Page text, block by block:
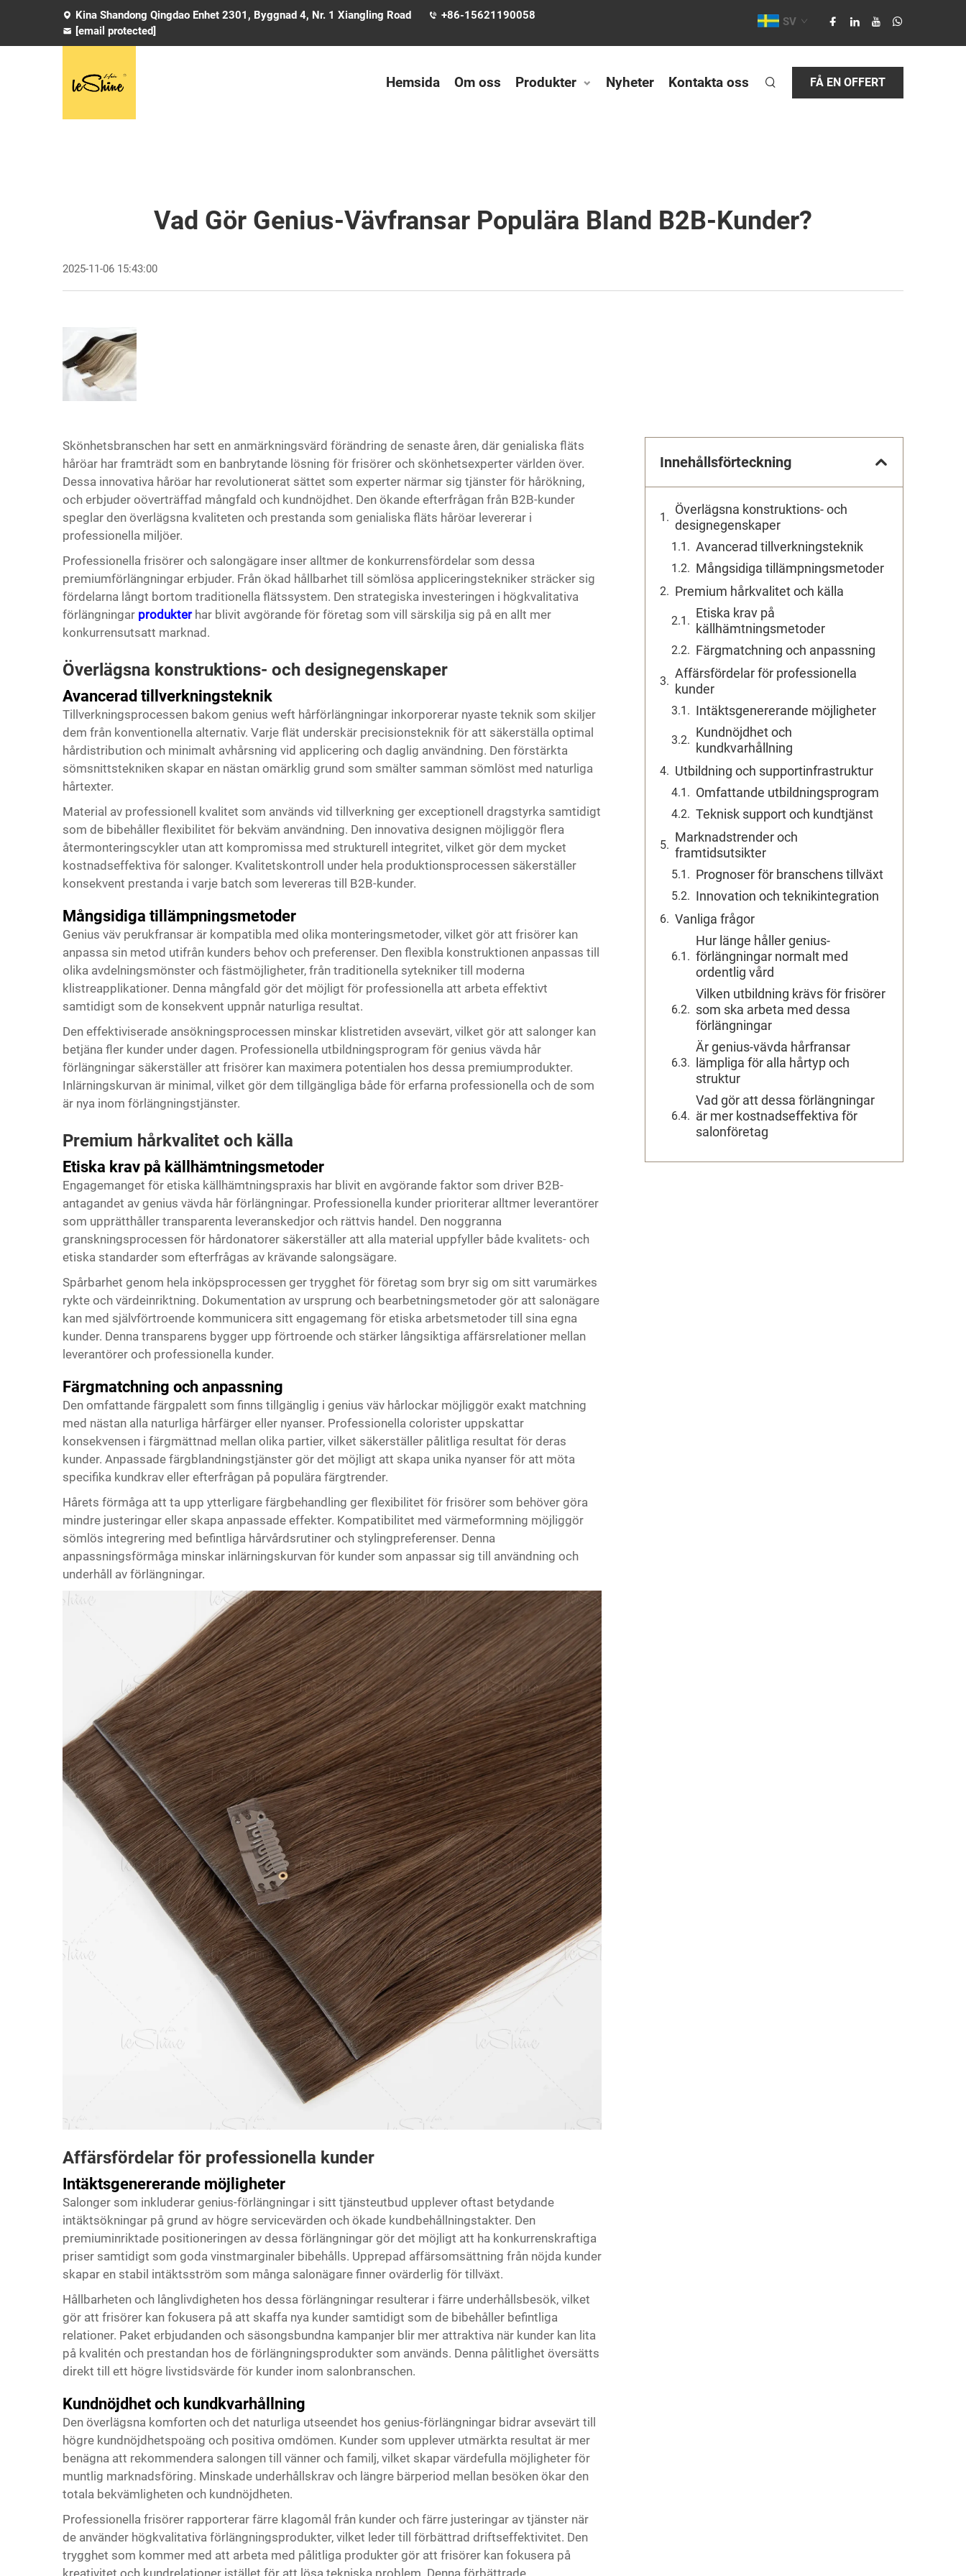
Kina Shandong Qingdao Enhet 2301, Byggnad 4, Nr. 1 Xiangling Road
+86-15621190058
[email protected]
SV
Hemsida Om oss Produkter Nyheter Kontakta oss FÅ EN OFFERT
Vad Gör Genius-Vävfransar Populära Bland B2B-Kunder?
2025-11-06 15:43:00
Skönhetsbranschen har sett en anmärkningsvärd förändring de senaste åren, där genialiska fläts
håröar har framträdt som en banbrytande lösning för frisörer och skönhetsexperter världen över.
Dessa innovativa håröar har revolutionerat sättet som experter närmar sig tjänster för hårökning,
och erbjuder oöverträffad mångfald och kundnöjdhet. Den ökande efterfrågan från B2B-kunder
speglar den överlägsna kvaliteten och prestanda som genialiska fläts håröar levererar i
professionella miljöer.
Professionella frisörer och salongägare inser alltmer de konkurrensfördelar som dessa
premiumförlängningar erbjuder. Från ökad hållbarhet till sömlösa appliceringstekniker sträcker sig
fördelarna långt bortom traditionella flätssystem. Den strategiska investeringen i högkvalitativa
förlängningar produkter har blivit avgörande för företag som vill särskilja sig på en allt mer
konkurrensutsatt marknad.
Överlägsna konstruktions- och designegenskaper
Avancerad tillverkningsteknik
Tillverkningsprocessen bakom genius weft hårförlängningar inkorporerar nyaste teknik som skiljer
dem från konventionella alternativ. Varje flät underskär precisionsteknik för att säkerställa optimal
hårdistribution och minimalt avhårsning vid applicering och daglig användning. Den förstärkta
sömsnittstekniken skapar en nästan omärklig grund som smälter samman sömlöst med naturliga
hårtexter.
Material av professionell kvalitet som används vid tillverkning ger exceptionell dragstyrka samtidigt
som de bibehåller flexibilitet för bekväm användning. Den innovativa designen möjliggör flera
återmonteringscykler utan att kompromissa med strukturell integritet, vilket gör dem mycket
kostnadseffektiva för salonger. Kvalitetskontroll under hela produktionsprocessen säkerställer
konsekvent prestanda i varje batch som levereras till B2B-kunder.
Mångsidiga tillämpningsmetoder
Genius väv perukfransar är kompatibla med olika monteringsmetoder, vilket gör att frisörer kan
anpassa sin metod utifrån kunders behov och preferenser. Den flexibla konstruktionen anpassas till
olika avdelningsmönster och fästmöjligheter, från traditionella sytekniker till moderna
klistreapplikationer. Denna mångfald gör det möjligt för professionella att arbeta effektivt
samtidigt som de konsekvent uppnår naturliga resultat.
Den effektiviserade ansökningsprocessen minskar klistretiden avsevärt, vilket gör att salonger kan
betjäna fler kunder under dagen. Professionella utbildningsprogram för genius vävda hår
förlängningar säkerställer att frisörer kan maximera potentialen hos dessa premiumprodukter.
Inlärningskurvan är minimal, vilket gör dem tillgängliga både för erfarna professionella och de som
är nya inom förlängningstjänster.
Premium hårkvalitet och källa
Etiska krav på källhämtningsmetoder
Engagemanget för etiska källhämtningspraxis har blivit en avgörande faktor som driver B2B-
antagandet av genius vävda hår förlängningar. Professionella kunder prioriterar alltmer leverantörer
som upprätthåller transparenta leveranskedjor och rättvis handel. Den noggranna
granskningsprocessen för hårdonatorer säkerställer att alla material uppfyller både kvalitets- och
etiska standarder som efterfrågas av krävande salongsägare.
Spårbarhet genom hela inköpsprocessen ger trygghet för företag som bryr sig om sitt varumärkes
rykte och värdeinriktning. Dokumentation av ursprung och bearbetningsmetoder gör att salonägare
kan med självförtroende kommunicera sitt engagemang för etiska arbetsmetoder till sina egna
kunder. Denna transparens bygger upp förtroende och stärker långsiktiga affärsrelationer mellan
leverantörer och professionella kunder.
Färgmatchning och anpassning
Den omfattande färgpalett som finns tillgänglig i genius väv hårlockar möjliggör exakt matchning
med nästan alla naturliga hårfärger eller nyanser. Professionella colorister uppskattar
konsekvensen i färgmättnad mellan olika partier, vilket säkerställer pålitliga resultat för deras
kunder. Anpassade färgblandningstjänster gör det möjligt att skapa unika nyanser för att möta
specifika kundkrav eller efterfrågan på populära färgtrender.
Hårets förmåga att ta upp ytterligare färgbehandling ger flexibilitet för frisörer som behöver göra
mindre justeringar eller skapa anpassade effekter. Kompatibilitet med värmeformning möjliggör
sömlös integrering med befintliga hårvårdsrutiner och stylingpreferenser. Denna
anpassningsförmåga minskar inlärningskurvan för kunder som anpassar sig till användning och
underhåll av förlängningar.
Affärsfördelar för professionella kunder
Intäktsgenererande möjligheter
Salonger som inkluderar genius-förlängningar i sitt tjänsteutbud upplever oftast betydande
intäktsökningar på grund av högre servicevärden och ökade kundbehållningstakter. Den
premiuminriktade positioneringen av dessa förlängningar gör det möjligt att ha konkurrenskraftiga
priser samtidigt som goda vinstmarginaler bibehålls. Upprepad affärsomsättning från nöjda kunder
skapar en stabil intäktsström som många salonägare finner ovärderlig för tillväxt.
Hållbarheten och långlivdigheten hos dessa förlängningar resulterar i färre underhållsbesök, vilket
gör att frisörer kan fokusera på att skaffa nya kunder samtidigt som de bibehåller befintliga
relationer. Paket erbjudanden och säsongsbundna kampanjer blir mer attraktiva när kunder kan lita
på kvalitén och prestandan hos de förlängningsprodukter som används. Denna pålitlighet översätts
direkt till ett högre livstidsvärde för kunder inom salonbranschen.
Kundnöjdhet och kundkvarhållning
Den överlägsna komforten och det naturliga utseendet hos genius-förlängningar bidrar avsevärt till
högre kundnöjdhetspoäng och positiva omdömen. Kunder som upplever utmärkta resultat är mer
benägna att rekommendera salongen till vänner och familj, vilket skapar värdefulla möjligheter för
muntlig marknadsföring. Minskade underhållskrav och längre bärperiod mellan besöken ökar den
totala bekvämligheten och kundnöjdheten.
Professionella frisörer rapporterar färre klagomål från kunder och färre justeringar av tjänster när
de använder högkvalitativa förlängningsprodukter, vilket leder till förbättrad driftseffektivitet. Den
trygghet som kommer med att arbeta med pålitliga produkter gör att frisörer kan fokusera på
kreativitet och kundrelationer istället för att lösa tekniska problem. Denna förbättrade
Innehållsförteckning
Överlägsna konstruktions- och
designegenskaper
Avancerad tillverkningsteknik
Mångsidiga tillämpningsmetoder
Premium hårkvalitet och källa
Etiska krav på
källhämtningsmetoder
Färgmatchning och anpassning
Affärsfördelar för professionella
kunder
Intäktsgenererande möjligheter
Kundnöjdhet och
kundkvarhållning
Utbildning och supportinfrastruktur
Omfattande utbildningsprogram
Teknisk support och kundtjänst
Marknadstrender och
framtidsutsikter
Prognoser för branschens tillväxt
Innovation och teknikintegration
Vanliga frågor
Hur länge håller genius-
förlängningar normalt med
ordentlig vård
Vilken utbildning krävs för frisörer
som ska arbeta med dessa
förlängningar
Är genius-vävda hårfransar
lämpliga för alla hårtyp och
struktur
Vad gör att dessa förlängningar
är mer kostnadseffektiva för
salonföretag